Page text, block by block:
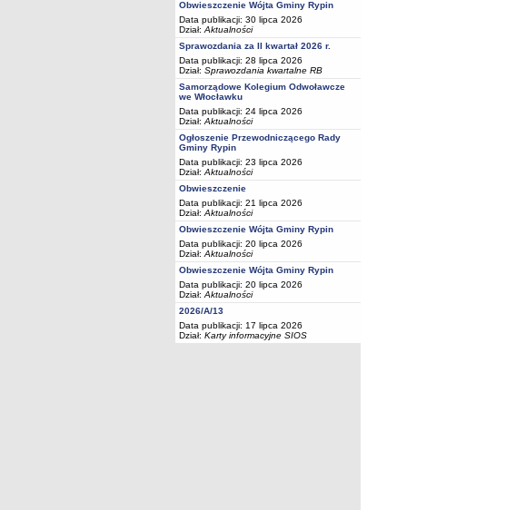
Obwieszczenie Wójta Gminy Rypin
Data publikacji: 30 lipca 2026
Dział: Aktualności
Sprawozdania za II kwartał 2026 r.
Data publikacji: 28 lipca 2026
Dział: Sprawozdania kwartalne RB
Samorządowe Kolegium Odwoławcze
we Włocławku
Data publikacji: 24 lipca 2026
Dział: Aktualności
Ogłoszenie Przewodniczącego Rady
Gminy Rypin
Data publikacji: 23 lipca 2026
Dział: Aktualności
Obwieszczenie
Data publikacji: 21 lipca 2026
Dział: Aktualności
Obwieszczenie Wójta Gminy Rypin
Data publikacji: 20 lipca 2026
Dział: Aktualności
Obwieszczenie Wójta Gminy Rypin
Data publikacji: 20 lipca 2026
Dział: Aktualności
2026/A/13
Data publikacji: 17 lipca 2026
Dział: Karty informacyjne SIOS